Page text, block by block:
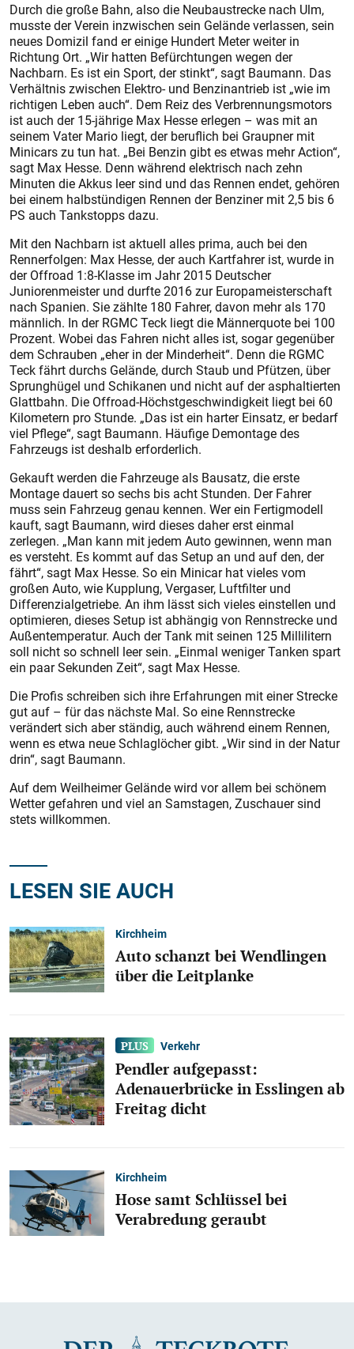
Durch die große Bahn, also die Neubaustrecke nach Ulm,
musste der Verein inzwischen sein Gelände verlassen, sein
neues Domizil fand er einige Hundert Meter weiter in
Richtung Ort. „Wir hatten Befürchtungen wegen der
Nachbarn. Es ist ein Sport, der stinkt“, sagt Baumann. Das
Verhältnis zwischen Elektro- und Benzinantrieb ist „wie im
richtigen Leben auch“. Dem Reiz des Verbrennungsmotors
ist auch der 15-jährige Max Hesse erlegen – was mit an
seinem Vater Mario liegt, der beruflich bei Graupner mit
Minicars zu tun hat. „Bei Benzin gibt es etwas mehr Action“,
sagt Max Hesse. Denn während elektrisch nach zehn
Minuten die Akkus leer sind und das Rennen endet, gehören
bei einem halbstündigen Rennen der Benziner mit 2,5 bis 6
PS auch Tankstopps dazu.
Mit den Nachbarn ist aktuell alles prima, auch bei den
Rennerfolgen: Max Hesse, der auch Kartfahrer ist, wurde in
der Offroad 1:8-Klasse im Jahr 2015 Deutscher
Juniorenmeister und durfte 2016 zur Europameisterschaft
nach Spanien. Sie zählte 180 Fahrer, davon mehr als 170
männlich. In der RGMC Teck liegt die Männerquote bei 100
Prozent. Wobei das Fahren nicht alles ist, sogar gegenüber
dem Schrauben „eher in der Minderheit“. Denn die RGMC
Teck fährt durchs Gelände, durch Staub und Pfützen, über
Sprunghügel und Schikanen und nicht auf der asphaltierten
Glattbahn. Die Offroad-Höchstgeschwindigkeit liegt bei 60
Kilometern pro Stunde. „Das ist ein harter Einsatz, er bedarf
viel Pflege“, sagt Baumann. Häufige Demontage des
Fahrzeugs ist deshalb erforderlich.
Gekauft werden die Fahrzeuge als Bausatz, die erste
Montage dauert so sechs bis acht Stunden. Der Fahrer
muss sein Fahrzeug genau kennen. Wer ein Fertigmodell
kauft, sagt Baumann, wird dieses daher erst einmal
zerlegen. „Man kann mit jedem Auto gewinnen, wenn man
es versteht. Es kommt auf das Setup an und auf den, der
fährt“, sagt Max Hesse. So ein Minicar hat vieles vom
großen Auto, wie Kupplung, Vergaser, Luftfilter und
Differenzialgetriebe. An ihm lässt sich vieles einstellen und
optimieren, dieses Setup ist abhängig von Rennstrecke und
Außentemperatur. Auch der Tank mit seinen 125 Millilitern
soll nicht so schnell leer sein. „Einmal weniger Tanken spart
ein paar Sekunden Zeit“, sagt Max Hesse.
Die Profis schreiben sich ihre Erfahrungen mit einer Strecke
gut auf – für das nächste Mal. So eine Rennstrecke
verändert sich aber ständig, auch während einem Rennen,
wenn es etwa neue Schlaglöcher gibt. „Wir sind in der Natur
drin“, sagt Baumann.
Auf dem Weilheimer Gelände wird vor allem bei schönem
Wetter gefahren und viel an Samstagen, Zuschauer sind
stets willkommen.
LESEN SIE AUCH
Kirchheim
Auto schanzt bei Wendlingen
über die Leitplanke
Verkehr
Pendler aufgepasst:
Adenauerbrücke in Esslingen ab
Freitag dicht
Kirchheim
Hose samt Schlüssel bei
Verabredung geraubt